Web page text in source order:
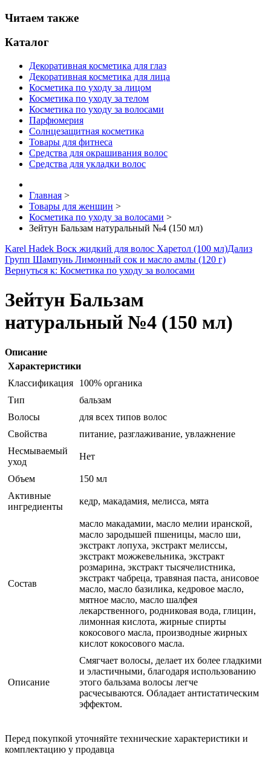
Читаем также
Каталог
Декоративная косметика для глаз
Декоративная косметика для лица
Косметика по уходу за лицом
Косметика по уходу за телом
Косметика по уходу за волосами
Парфюмерия
Солнцезащитная косметика
Товары для фитнеса
Средства для окрашивания волос
Средства для укладки волос
Главная >
Товары для женщин >
Косметика по уходу за волосами >
Зейтун Бальзам натуральный №4 (150 мл)
Karel Hadek Воск жидкий для волос Харетол (100 мл)Дализ
Групп Шампунь Лимонный сок и масло амлы (120 г)
Вернуться к: Косметика по уходу за волосами
Зейтун Бальзам
натуральный №4 (150 мл)
Описание
Характеристики
Классификация
100% органика
Тип
бальзам
Волосы
для всех типов волос
Свойства
питание, разглаживание, увлажнение
Несмываемый
уход
Нет
Объем
150 мл
Активные
ингредиенты
кедр, макадамия, мелисса, мята
Состав
масло макадамии, масло мелии иранской,
масло зародышей пшеницы, масло ши,
экстракт лопуха, экстракт мелиссы,
экстракт можжевельника, экстракт
розмарина, экстракт тысячелистника,
экстракт чабреца, травяная паста, анисовое
масло, масло базилика, кедровое масло,
мятное масло, масло шалфея
лекарственного, родниковая вода, глицин,
лимонная кислота, жирные спирты
кокосового масла, производные жирных
кислот кокосового масла.
Описание
Смягчает волосы, делает их более гладкими
и эластичными, благодаря использованию
этого бальзама волосы легче
расчесываются. Обладает антистатическим
эффектом.
Перед покупкой уточняйте технические характеристики и
комплектацию у продавца